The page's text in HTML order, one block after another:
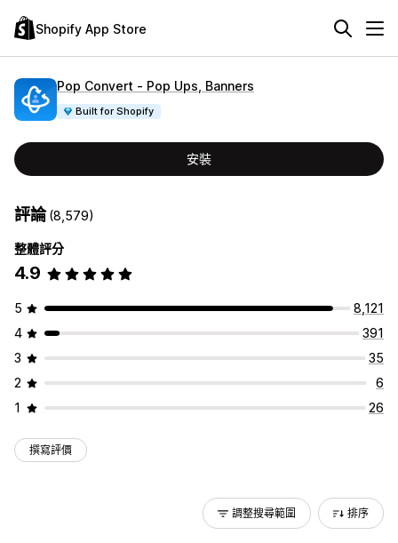
Shopify App Store
Pop Convert ‑ Pop Ups, Banners
Built for Shopify
安裝
評論(8,579)
整體評分
4.9
5
8,121
4
391
3
35
2
6
1
26
撰寫評價
調整搜尋範圍 排序